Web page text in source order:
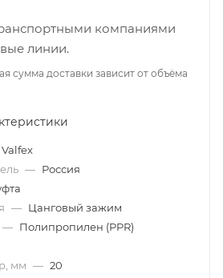
компаниями
линии.
сумма доставки зависит от объёма
Valfex
— Россия
— Цанговый зажим
— Полипропилен (PPR)
мм — 20